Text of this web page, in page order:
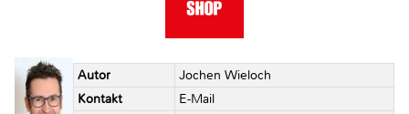
Autor
Jochen Wieloch
Kontakt
E-Mail